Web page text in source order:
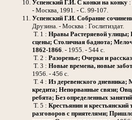
Успенский Г.И. С конки на конку
- Москва, 1991. - С. 99-107.
Успенский Г.И. Собрание
Друзина. - Москва : Гослитиздат.
Т. 1 : Нравы Растеряевой улицы;
сцены; Столичная баднота;
1862-1866. - 1955. - 544 с.
Т. 2 : Разоренье; Очерки и
Т. 3 : Новые времена, новые
1956. - 456 с.
Т. 4 : Из деревенского дневника;
кредита; Непорванные связи;
ребята; Без определенных занятий
Т. 5 : Крестьянин и крестьянский
разговоров с приятелями;